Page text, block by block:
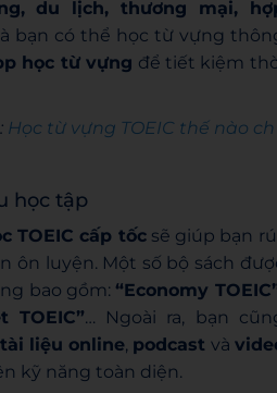
du lịch, thương mại,
bạn có thể học từ vựng
học từ vựng để tiết kiệm
Học từ vựng TOEIC thế nào ch
học tập
TOEIC cấp tốcsẽ giúp bạn
ôn luyện. Một số bộ sách
bao gồm: “Economy
TOEIC”… Ngoài ra, bạn
tài liệu online, podcast và
kỹ năng toàn diện.